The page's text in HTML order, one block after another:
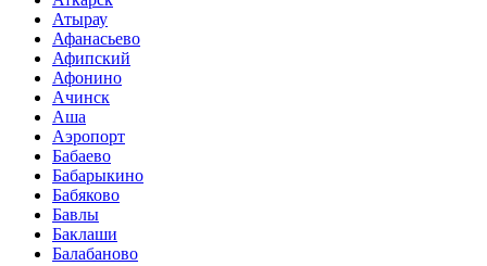
Атырау
Афанасьево
Афипский
Афонино
Ачинск
Аша
Аэропорт
Бабаево
Бабарыкино
Бабяково
Бавлы
Баклаши
Балабаново